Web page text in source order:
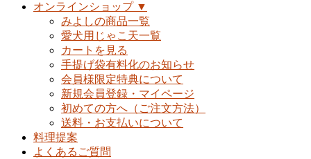
オンラインショップ ▼
みよしの商品一覧
愛犬用じゃこ天一覧
カートを見る
手提げ袋有料化のお知らせ
会員様限定特典について
新規会員登録・マイページ
初めての方へ（ご注文方法）
送料・お支払いについて
料理提案
よくあるご質問